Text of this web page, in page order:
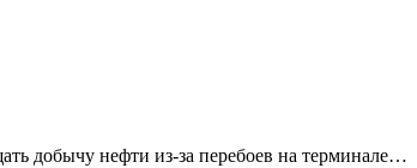
добычу нефти из-за перебоев на терминале…